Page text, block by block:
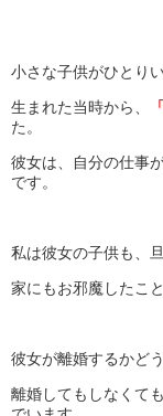
小さな子供がひとりい
生まれた当時から、
た。
彼女は、自分の仕事
です。
私は彼女の子供も、
家にもお邪魔したこ
彼女が離婚するかど
離婚してもしなくて